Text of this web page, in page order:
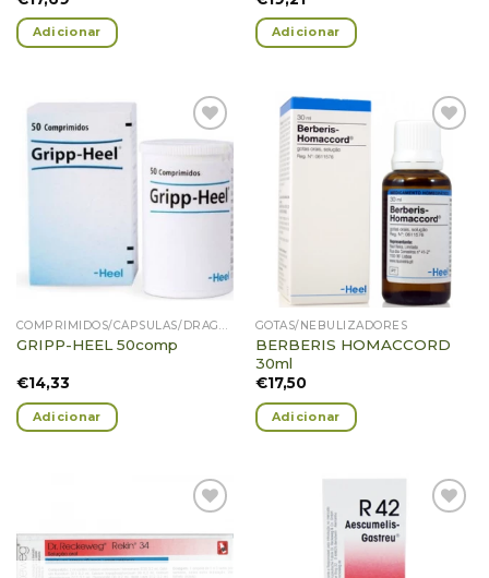
Adicionar Adicionar
Favoritos
COMPRIMIDOS/CÁPSULAS/DRAGEIAS/GRÂNULOS
GRIPP-HEEL 50comp
€14,33
Adicionar
Adicionar
Favoritos
GOTAS/NEBULIZADORES
BERBERIS HOMACCORD
30ml
€17,50
Adicionar
Adicionar
Favoritos
Favoritos